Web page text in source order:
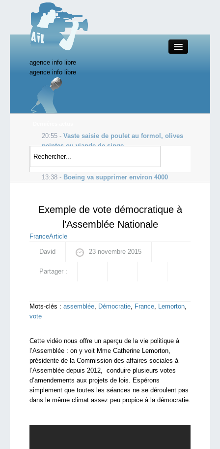
agence info libre
Close
Productions AIL
Starting Doc
agence info libre
20:55 - Vaste saisie de poulet au formol, olives
peintes ou viande de singe
15:19 -Rachat d’Uramin: Le mari d’Anne
Lauvergeon mis en examen pour délit ...
13:38 - Boeing va supprimer environ 4000
Exemple de vote démocratique à
l’Assemblée Nationale
FranceArticle
David 23 novembre 2015
Partager :
Mots-clés : assemblée, Démocratie, France, Lemorton,
vote
Cette vidéo nous offre un aperçu de la vie politique à
l’Assemblée : on y voit Mme Catherine Lemorton,
présidente de la Commission des affaires sociales à
l’Assemblée depuis 2012, conduire plusieurs votes
d’amendements aux projets de lois. Espérons
simplement que toutes les séances ne se déroulent pas
dans le même climat assez peu propice à la démocratie.